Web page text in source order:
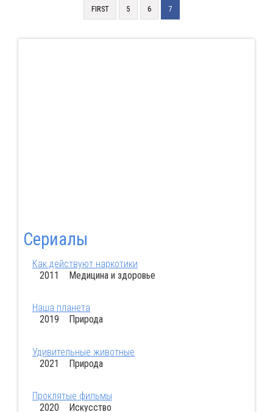
FIRST 5 6 7
Сериалы
Как действуют наркотики
2011 Медицина и здоровье
Наша планета
2019 Природа
Удивительные животные
2021 Природа
Проклятые фильмы
2020 Искусство